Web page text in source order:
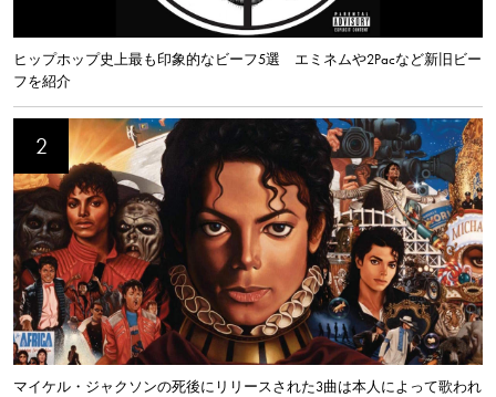
ヒップホップ史上最も印象的なビーフ5選 エミネムや2Pacなど新旧ビー
フを紹介
マイケル・ジャクソンの死後にリリースされた3曲は本人によって歌われ